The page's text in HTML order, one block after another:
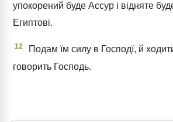
упокорений буде Ассур і відняте
Египтові.
12
Подам їм силу в Господї, й
говорить Господь.